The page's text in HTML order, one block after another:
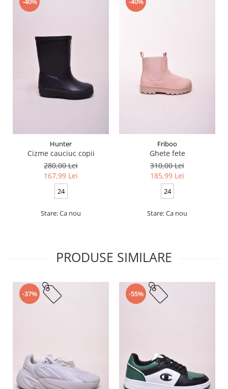
Hunter
Cizme cauciuc copii
280,00 Lei
167,99 Lei
24
Stare: Ca nou
Friboo
Ghete fete
310,00 Lei
185,99 Lei
24
Stare: Ca nou
PRODUSE SIMILARE
-37% -55%